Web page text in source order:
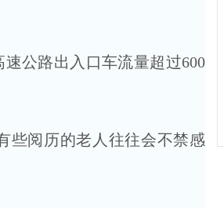
公路出入口车流量超过600
阅历的老人往往会不禁感